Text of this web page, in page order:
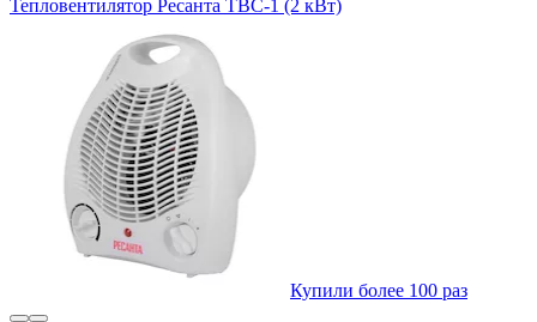
Тепловентилятор Ресанта ТВС-1 (2 кВт)
Купили более 100 раз